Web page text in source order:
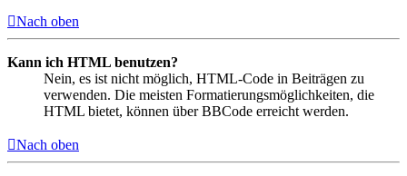
Nach oben
Kann ich HTML benutzen?
Nein, es ist nicht möglich, HTML-Code in Beiträgen zu
verwenden. Die meisten Formatierungsmöglichkeiten, die
HTML bietet, können über BBCode erreicht werden.
Nach oben